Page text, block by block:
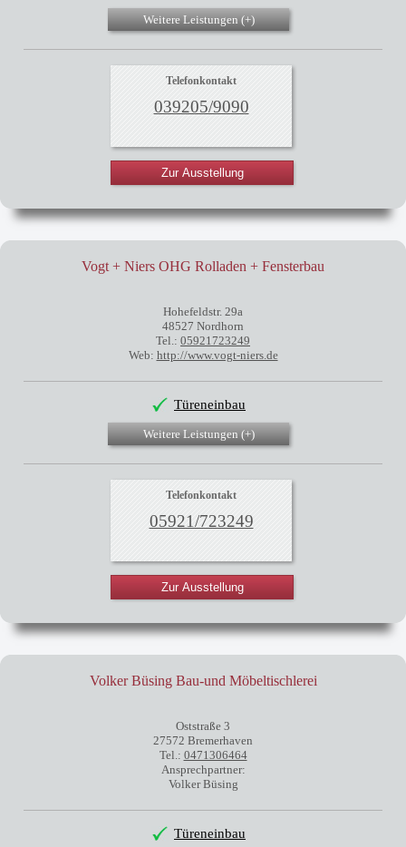
Weitere Leistungen (+)
Telefonkontakt
039205/9090
Zur Ausstellung
Vogt + Niers OHG Rolladen + Fensterbau
Hohefeldstr. 29a
48527 Nordhorn
Tel.: 05921723249
Web: http://www.vogt-niers.de
Türeneinbau
Weitere Leistungen (+)
Telefonkontakt
05921/723249
Zur Ausstellung
Volker Büsing Bau-und Möbeltischlerei
Oststraße 3
27572 Bremerhaven
Tel.: 0471306464
Ansprechpartner:
Volker Büsing
Türeneinbau